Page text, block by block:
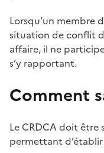
Lorsqu’un membre
situation de conflit
affaire, il ne
s’y rapportant.
Comment
Le CRDCA doit être
permettant d’établir